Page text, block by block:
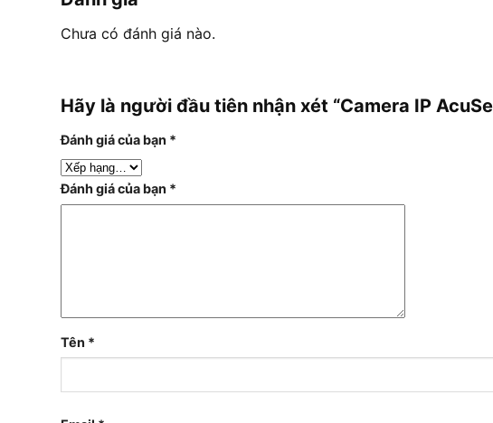
Chưa có đánh giá nào.
Hãy là người đầu tiên nhận xét “Camera IP
Đánh giá của bạn *
Đánh giá của bạn *
Tên *